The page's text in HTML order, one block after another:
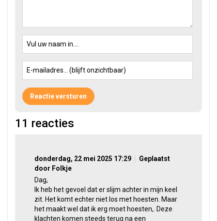
11 reacties
donderdag, 22 mei 2025 17:29
Geplaatst
door Folkje
Dag,
Ik heb het gevoel dat er slijm achter in mijn keel
zit. Het komt echter niet los met hoesten. Maar
het maakt wel dat ik erg moet hoesten,. Deze
klachten komen steeds terug na een